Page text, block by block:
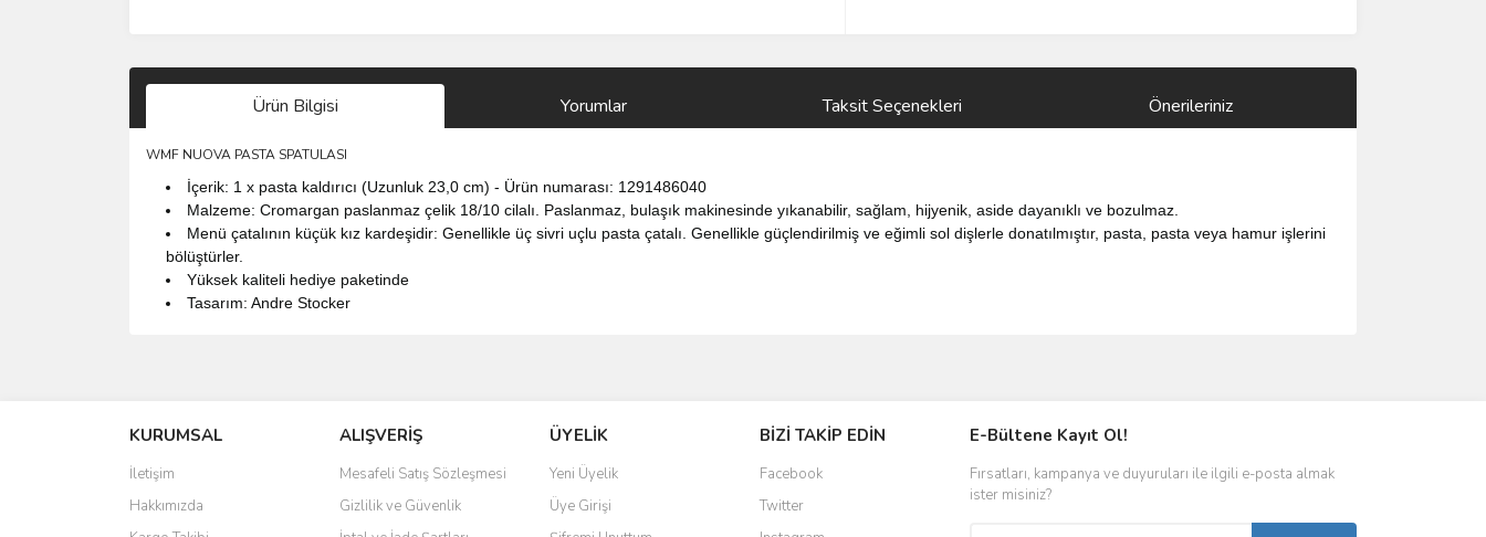
Ürün Bilgisi Yorumlar Taksit Seçenekleri Önerileriniz
WMF NUOVA PASTA SPATULASI
İçerik: 1 x pasta kaldırıcı (Uzunluk 23,0 cm) - Ürün numarası: 1291486040
Malzeme: Cromargan paslanmaz çelik 18/10 cilalı. Paslanmaz, bulaşık makinesinde yıkanabilir, sağlam, hijyenik, aside dayanıklı ve bozulmaz.
Menü çatalının küçük kız kardeşidir: Genellikle üç sivri uçlu pasta çatalı. Genellikle güçlendirilmiş ve eğimli sol dişlerle donatılmıştır, pasta, pasta veya hamur işlerini
bölüştürler.
Yüksek kaliteli hediye paketinde
Tasarım: Andre Stocker
Ürün resmi kalitesiz, bozuk veya görüntülenemiyor.
Ürün açıklamasında eksik bilgiler bulunuyor.
Ürün bilgilerinde hatalar bulunuyor.
Ürün fiyatı diğer sitelerden daha pahalı.
KURUMSAL
İletişim
Hakkımızda
ALIŞVERİŞ
Mesafeli Satış Sözleşmesi
Gizlilik ve Güvenlik
ÜYELİK
Yeni Üyelik
Üye Girişi
BİZİ TAKİP EDİN
Facebook
Twitter
E-Bültene Kayıt Ol!
Fırsatları, kampanya ve duyuruları ile ilgili e-posta almak
ister misiniz?